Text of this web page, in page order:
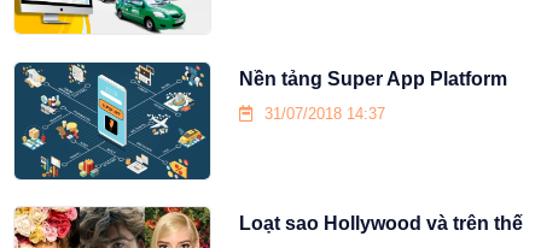
Nền tảng Super App Platform
31/07/2018 14:37
Loạt sao Hollywood và trên thế